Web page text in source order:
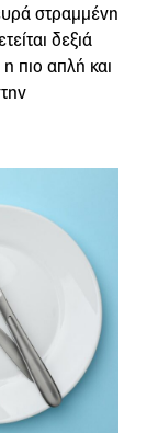
στραμμένη
δεξιά
πιο απλή και